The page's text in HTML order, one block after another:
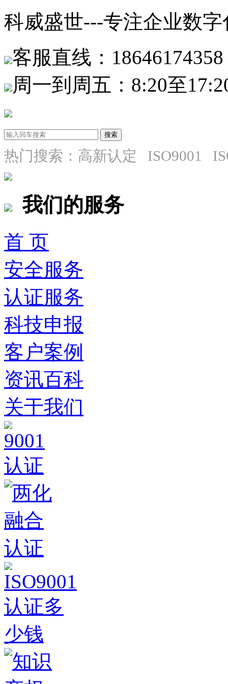
科威盛世---专注企业数
客服直线：18646174358
周一到周五：8:20至
热门搜索：高新认定 ISO9001
我们的服务
首 页
安全服务
认证服务
科技申报
客户案例
资讯百科
关于我们